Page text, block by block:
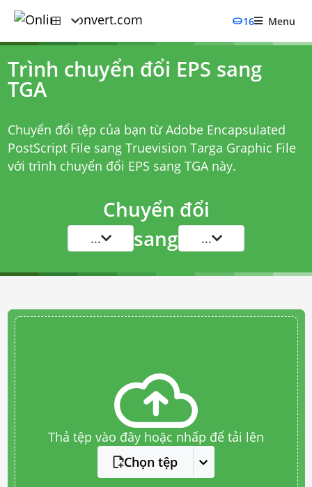
16 Menu
Trình chuyển đổi EPS sang
TGA
Chuyển đổi tệp của bạn từ Adobe Encapsulated
PostScript File sang Truevision Targa Graphic File
với trình chuyển đổi EPS sang TGAnày.
Chuyển đổi
... sang ...
Thả tệp vào đây hoặc nhấp để tải lên
Chọn tệp